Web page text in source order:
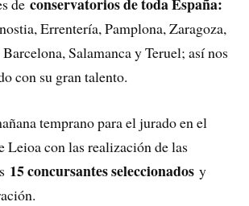
deconservatorios de toda España:
Errentería, Pamplona, Zaragoza,
Salamanca y Teruel; así nos
con su gran talento.
temprano para el jurado en el
Leioa con las realización de las
15 concursantes seleccionados y